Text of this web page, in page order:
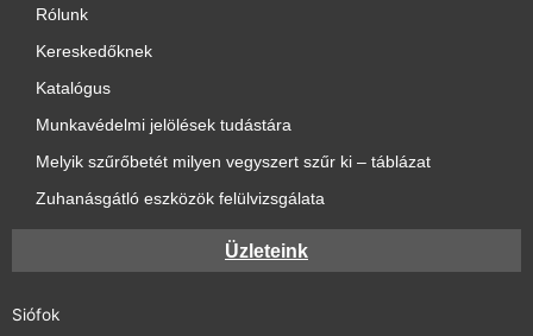
Rólunk
Kereskedőknek
Katalógus
Munkavédelmi jelölések tudástára
Melyik szűrőbetét milyen vegyszert szűr ki – táblázat
Zuhanásgátló eszközök felülvizsgálata
Üzleteink
Siófok